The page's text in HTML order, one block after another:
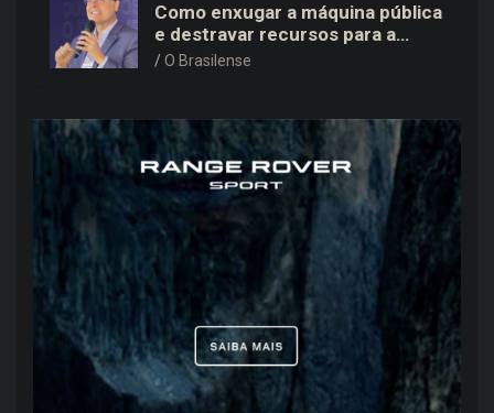
Como enxugar a máquina pública
e destravar recursos para a
saúde e educação no DF
O Brasilense